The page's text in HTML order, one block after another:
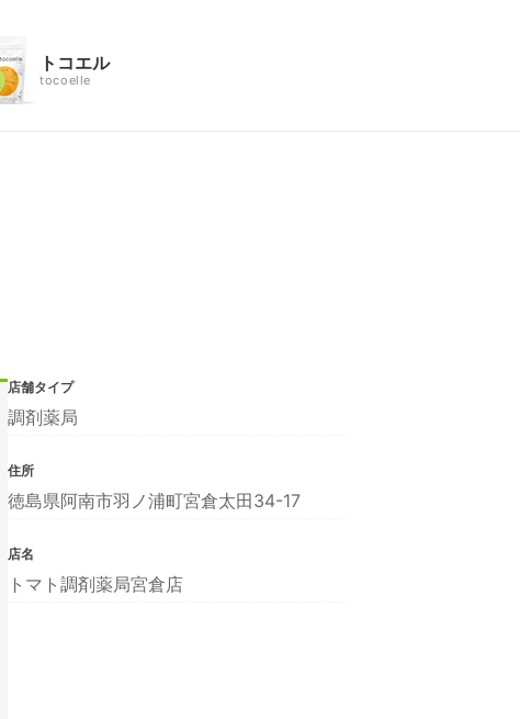
トコエル
tocoelle
店舗タイプ
調剤薬局
住所
徳島県阿南市羽ノ浦町宮倉太田34-17
店名
トマト調剤薬局宮倉店